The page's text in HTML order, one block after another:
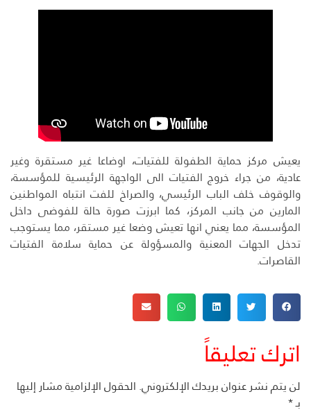
يعيش مركز حماية الطفولة للفتيات، اوضاعا غير مستقرة وغير
عادية، من جراء خروج الفتيات الى الواجهة الرئيسية للمؤسسة،
والوقوف خلف الباب الرئيسي، والصراخ للفت انتباه المواطنين
المارين من جانب المركز، كما ابرزت صورة حالة للفوضى داخل
المؤسسة، مما يعني انها تعيش وضعا غير مستقر، مما يستوجب
تدخل الجهات المعنية والمسؤولة عن حماية سلامة الفتيات
القاصرات.
اترك تعليقاً
لن يتم نشر عنوان بريدك الإلكتروني.الحقول الإلزامية مشار إليها
بـ*